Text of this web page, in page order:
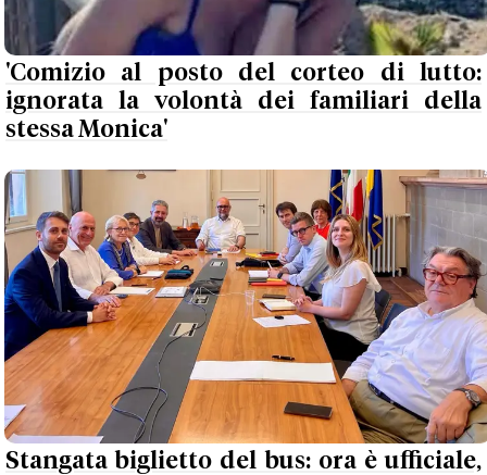
'Comizio al posto del corteo di lutto:
ignorata la volontà dei familiari della
stessa Monica'
Stangata biglietto del bus: ora è ufficiale,